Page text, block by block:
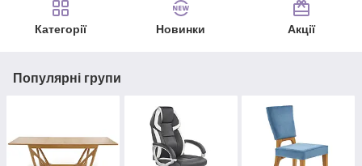
Категорії Новинки Акції
Популярні групи